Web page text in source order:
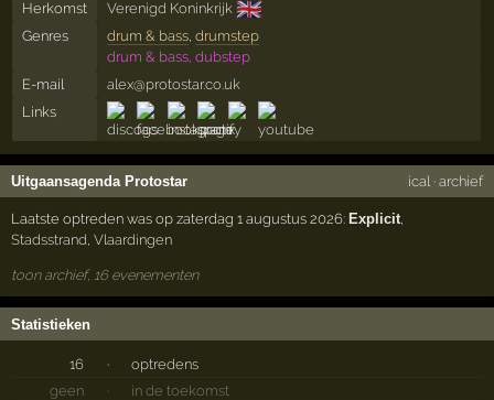
Herkomst
Verenigd Koninkrijk 🇬🇧
Genres drum & bass, drumstep
drum & bass, dubstep
E-mail
alex@protostar.co.uk
Links
Uitgaansagenda Protostar ical · archief
Laatste optreden was op zaterdag 1 augustus 2026: Explicit,
Stadsstrand,Vlaardingen
toon archief, 16 evenementen
Statistieken
16 ·
optredens
geen
·
in de toekomst